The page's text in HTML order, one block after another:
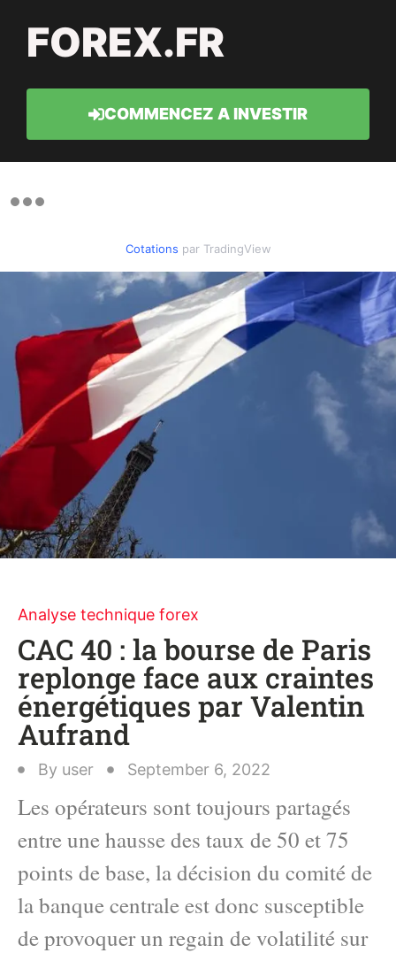
FOREX.FR
COMMENCEZ A INVESTIR
Cotations par TradingView
Analyse technique forex
CAC 40 : la bourse de Paris
replonge face aux craintes
énergétiques par Valentin
Aufrand
By user September 6, 2022
Les opérateurs sont toujours partagés
entre une hausse des taux de 50 et 75
points de base, la décision du comité de
la banque centrale est donc susceptible
de provoquer un regain de volatilité sur